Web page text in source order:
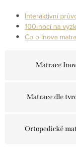
Interaktivní
100 nocí na
Co o Inova
Matrace
Matrace dle
Ortopedické